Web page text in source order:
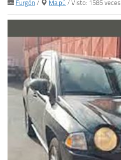
Furgón / Maipú / Visto: 1585 veces